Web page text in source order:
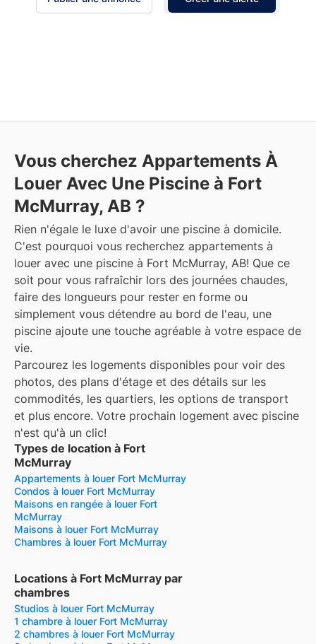
Vous cherchez Appartements À
Louer Avec Une Piscine à Fort
McMurray, AB ?
Rien n'égale le luxe d'avoir une piscine à domicile.
C'est pourquoi vous recherchez appartements à
louer avec une piscine à Fort McMurray, AB! Que ce
soit pour vous rafraîchir lors des journées chaudes,
faire des longueurs pour rester en forme ou
simplement vous détendre au bord de l'eau, une
piscine ajoute une touche agréable à votre espace de
vie.
Parcourez les logements disponibles pour voir des
photos, des plans d'étage et des détails sur les
commodités, les quartiers, les options de transport
et plus encore. Votre prochain logement avec piscine
n'est qu'à un clic!
Types de location à Fort
McMurray
Appartements à louer Fort McMurray
Condos à louer Fort McMurray
Maisons en rangée à louer Fort
McMurray
Maisons à louer Fort McMurray
Chambres à louer Fort McMurray
Locations à Fort McMurray par
chambres
Studios à louer Fort McMurray
1 chambre à louer Fort McMurray
2 chambres à louer Fort McMurray